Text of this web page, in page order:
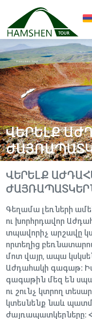
ՎԵՐԵԼՔ
ՎԵՐԵԼՔ
Գեղամա լեռների
ու խորհրդավոր
տպավորիչ արշավը
որտեղից
մոտ վայր, ապա
Աժդահակի գագաթ:
գագաթին մեզ են
ու շունչ կտրող
կտեսնենք նաև
ժայռապատկերները։